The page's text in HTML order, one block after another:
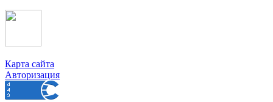
Карта сайта
Авторизация